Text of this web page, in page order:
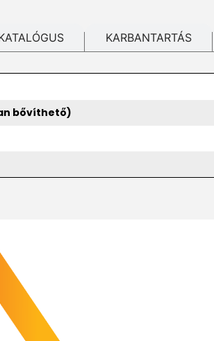
KARBANTARTÁS
bővíthető)